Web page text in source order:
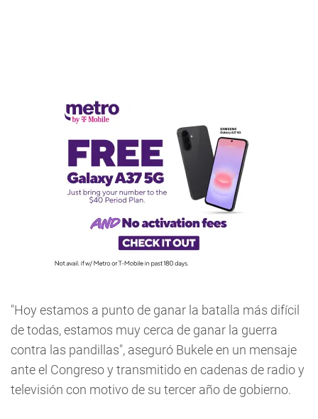
"Hoy estamos a punto de ganar la batalla más difícil
de todas, estamos muy cerca de ganar la guerra
contra las pandillas", aseguró Bukele en un mensaje
ante el Congreso y transmitido en cadenas de radio y
televisión con motivo de su tercer año de gobierno.